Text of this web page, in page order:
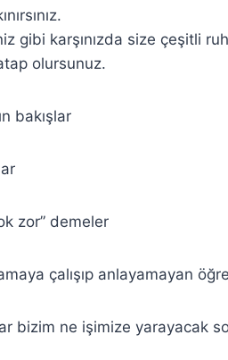
gibi karşınızda size çeşitli
olursunuz.
bakışlar
zor” demeler
çalışıp anlayamayan
bizim ne işimize yarayacak